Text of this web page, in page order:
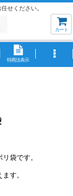
せください。
カート
特商法表示
袋です。
す。